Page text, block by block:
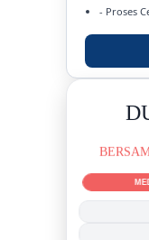
- Proses